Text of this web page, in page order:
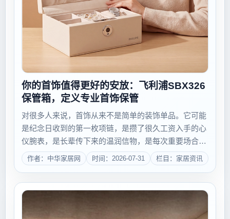
你的首饰值得更好的安放：飞利浦SBX326
保管箱，定义专业首饰保管
对很多人来说，首饰从来不是简单的装饰单品。它可能
是纪念日收到的第一枚项链，是攒了很久工资入手的心
仪腕表，是长辈传下来的温润信物，是每次重要场合都
会戴上的专属幸运物。它们的价值从来不止于材质本
身，更藏着一段段独属于自己的回忆与心意，值得被认
作者：中华家居网 时间：2026-07-31 栏目：家居资讯